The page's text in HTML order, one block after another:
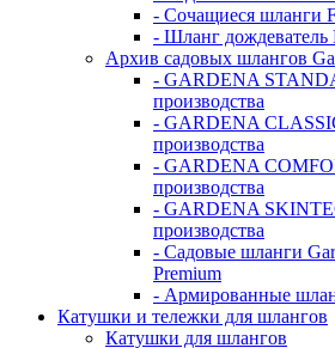
- Сочащиеся шланги
- Шланг
Архив садовых шлангов
- GARDENA
производства
- GARDENA
производства
- GARDENA
производства
- GARDENA
производства
- Садовые шланги
Premium
- Армированные
Катушки и тележки для шлангов
Катушки для шлангов